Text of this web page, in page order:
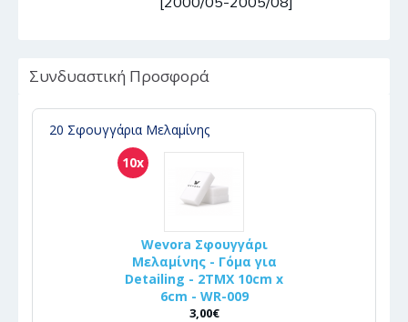
Συνδυαστική Προσφορά
20 Σφουγγάρια Μελαμίνης
10x
Wevora Σφουγγάρι
Μελαμίνης - Γόμα για
Detailing - 2ΤΜΧ 10cm x
6cm - WR-009
3,00€